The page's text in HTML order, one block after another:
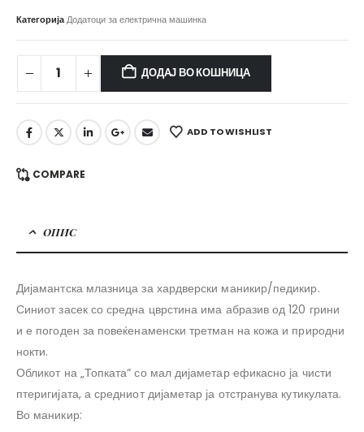
КатегоријаДодатоци за електрична машинка
ДОДАЈ ВО КОШНИЦА
ADD TO WISHLIST
COMPARE
ОПИС
Дијамантска млазница за хардверски маникир/педикир.
Синиот засек со средна цврстина има абразив од 120 грини
и е погоден за повеќенаменски третман на кожа и природни
нокти.
Обликот на „Топката“ со мал дијаметар ефикасно ја чисти
птеригијата, а средниот дијаметар ја отстранува кутикулата.
Во маникир: